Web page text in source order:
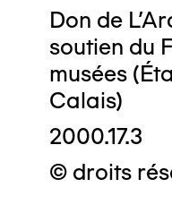
Don de
soutien du
musées
Calais)
2000.17.3
© droits